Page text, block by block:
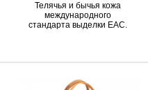
Телячья и бычья кожа
международного
стандарта выделки EAC.